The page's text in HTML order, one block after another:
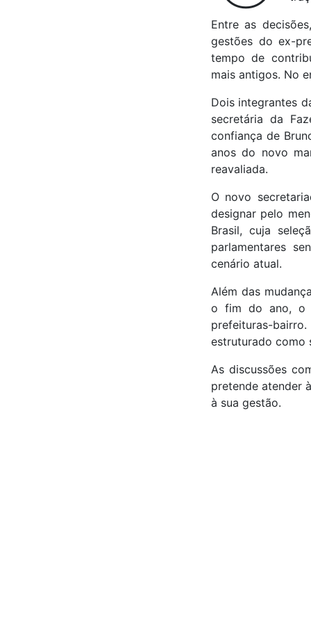
Entre as
gestões do ex-
tempo de
mais antigos. No
Dois integrantes
secretária da
confiança de
anos do novo
reavaliada.
O novo
designar pelo
Brasil, cuja
parlamentares
cenário atual.
Além das
o fim do ano, o
prefeituras-
estruturado como
As discussões
pretende atender
à sua gestão.